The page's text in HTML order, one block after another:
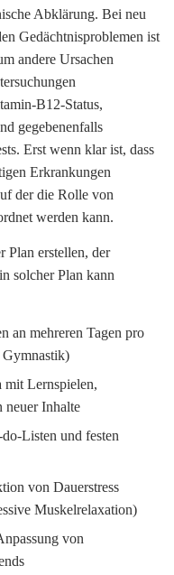
Abklärung. Bei neu
Gedächtnisproblemen ist
andere Ursachen
B12-Status,
gegebenenfalls
Erst wenn klar ist, dass
Erkrankungen
der die Rolle von
werden kann.
Plan erstellen, der
solcher Plan kann
an mehreren Tagen pro
Gymnastik)
mit Lernspielen,
neuer Inhalte
Listen und festen
von Dauerstress
Muskelrelaxation)
von